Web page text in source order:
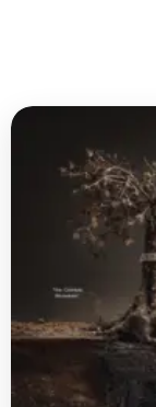
이
‘한
식
효’와